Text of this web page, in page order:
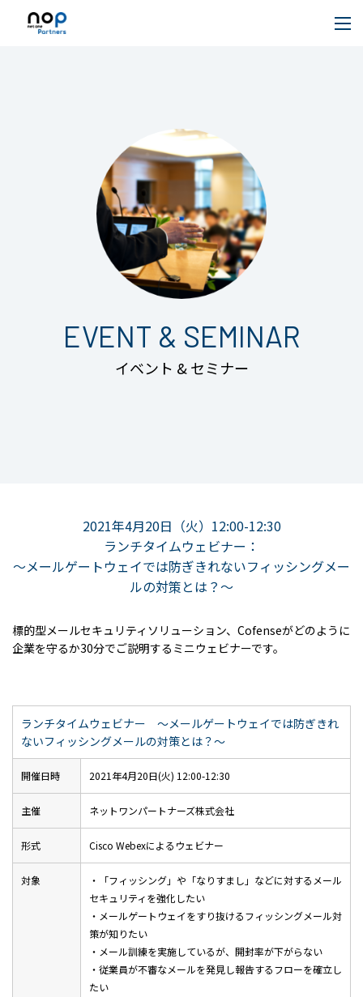
EVENT & SEMINAR
イベント & セミナー
2021年4月20日（火）12:00-12:30
ランチタイムウェビナー：
～メールゲートウェイでは防ぎきれないフィッシングメー
ルの対策とは？～
標的型メールセキュリティソリューション、Cofenseがどのように
企業を守るか30分でご説明するミニウェビナーです。
ランチタイムウェビナー ～メールゲートウェイでは防ぎきれ
ないフィッシングメールの対策とは？～
開催日時 2021年4月20日(火) 12:00-12:30
主催 ネットワンパートナーズ株式会社
形式 Cisco Webexによるウェビナー
対象
・「フィッシング」や「なりすまし」などに対するメール
セキュリティを強化したい
・メールゲートウェイをすり抜けるフィッシングメール対
策が知りたい
・メール訓練を実施しているが、開封率が下がらない
・従業員が不審なメールを発見し報告するフローを確立し
たい